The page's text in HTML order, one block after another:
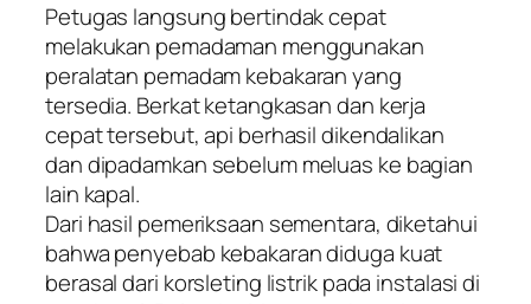
Petugas langsung bertindak cepat
melakukan pemadaman menggunakan
peralatan pemadam kebakaran yang
tersedia. Berkat ketangkasan dan kerja
cepat tersebut, api berhasil dikendalikan
dan dipadamkan sebelum meluas ke bagian
lain kapal.
Dari hasil pemeriksaan sementara, diketahui
bahwa penyebab kebakaran diduga kuat
berasal dari korsleting listrik pada instalasi di